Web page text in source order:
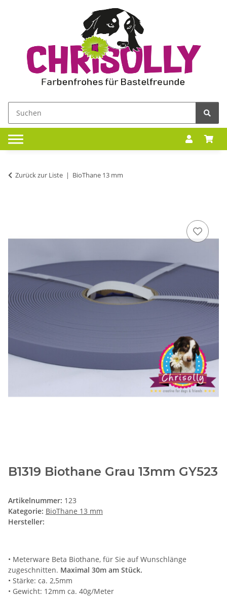
Zurück zur Liste BioThane 13 mm
B1319 Biothane Grau 13mm GY523
Artikelnummer: 123
Kategorie: BioThane 13 mm
Hersteller:
• Meterware Beta Biothane, für Sie auf Wunschlänge
zugeschnitten. Maximal 30m am Stück.
• Stärke: ca. 2,5mm
• Gewicht: 12mm ca. 40g/Meter